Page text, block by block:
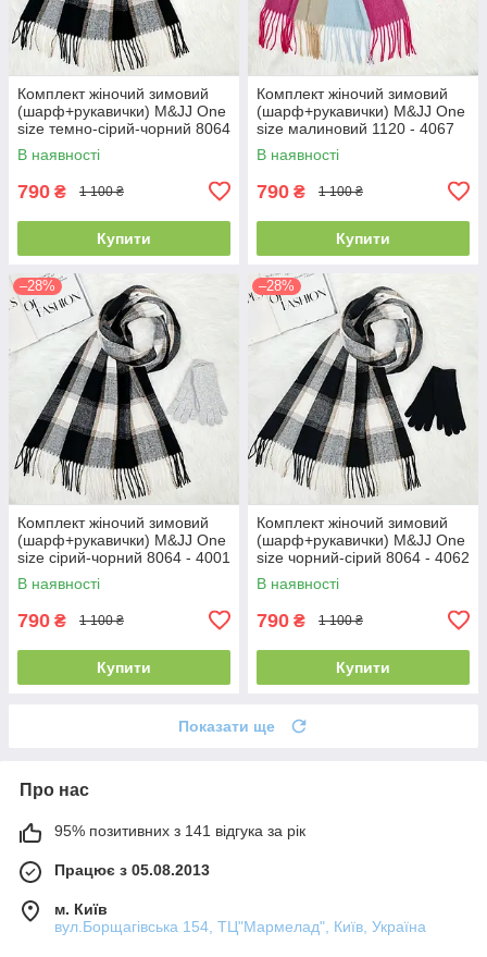
Комплект жіночий зимовий
(шарф+рукавички) M&JJ One
size темно-сірий-чорний 8064
- 4081
В наявності
790 ₴ 1 100 ₴
Купити
Комплект жіночий зимовий
(шарф+рукавички) M&JJ One
size малиновий 1120 - 4067
В наявності
790 ₴ 1 100 ₴
Купити
–28%
Комплект жіночий зимовий
(шарф+рукавички) M&JJ One
size сірий-чорний 8064 - 4001
В наявності
790 ₴ 1 100 ₴
Купити
–28%
Комплект жіночий зимовий
(шарф+рукавички) M&JJ One
size чорний-сірий 8064 - 4062
В наявності
790 ₴ 1 100 ₴
Купити
Показати ще
Про нас
95% позитивних з 141 відгука за рік
Працює з 05.08.2013
м. Київ
вул.Борщагівська 154, ТЦ"Мармелад", Київ, Україна